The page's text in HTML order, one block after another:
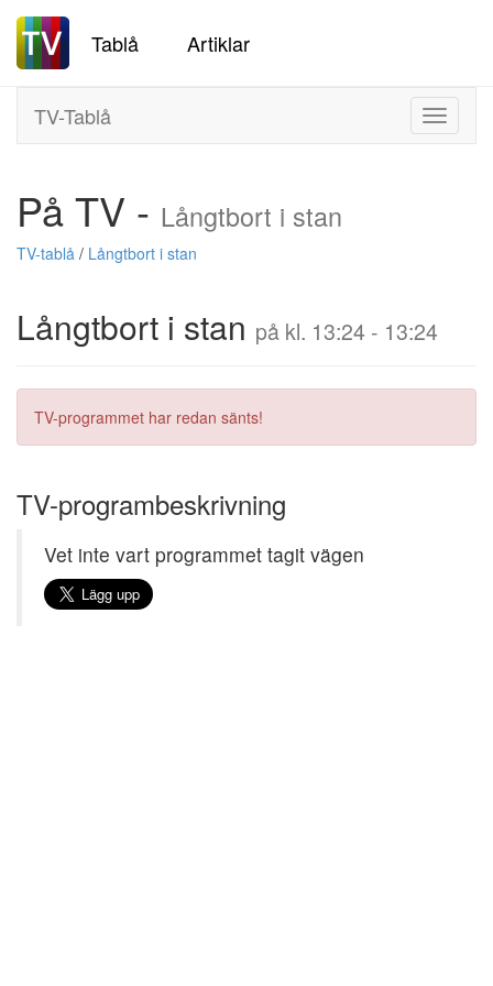
Tablå Artiklar
Toggle
TV-Tablå
På TV - Långtbort i stan
TV-tablå / Långtbort i stan
Långtbort i stan på kl. 13:24 - 13:24
TV-programmet har redan sänts!
TV-programbeskrivning
Vet inte vart programmet tagit vägen